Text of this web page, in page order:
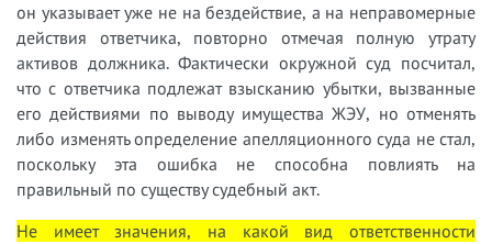
он указывает уже не на бездействие, а на неправомерные
действия ответчика, повторно отмечая полную утрату
активов должника. Фактически окружной суд посчитал,
что с ответчика подлежат взысканию убытки, вызванные
его действиями по выводу имущества ЖЭУ, но отменять
либо изменять определение апелляционного суда не стал,
поскольку эта ошибка не способна повлиять на
правильный по существу судебный акт.
Не имеет значения, на какой вид ответственности